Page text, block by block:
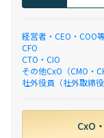
経営者・CEO・COO
CFO
CTO・CIO
その他CxO（CMO・
社外役員（社外取締
CxO